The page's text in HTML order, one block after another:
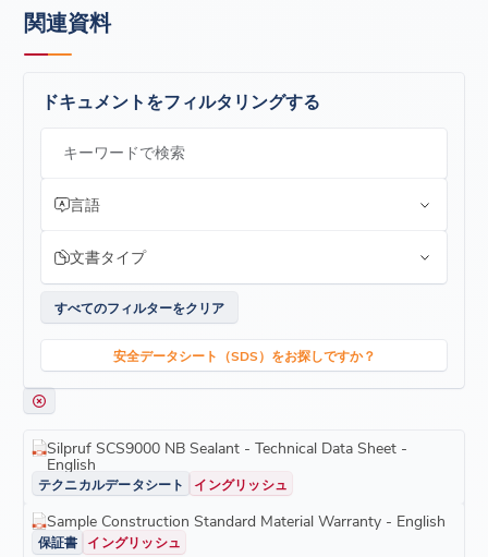
関連資料
ドキュメントをフィルタリングする
キーワードで検索
言語
文書タイプ
すべてのフィルターをクリア
安全データシート（SDS）をお探しですか？
Silpruf SCS9000 NB Sealant - Technical Data Sheet -
English
テクニカルデータシート イングリッシュ
Sample Construction Standard Material Warranty - English
保証書 イングリッシュ